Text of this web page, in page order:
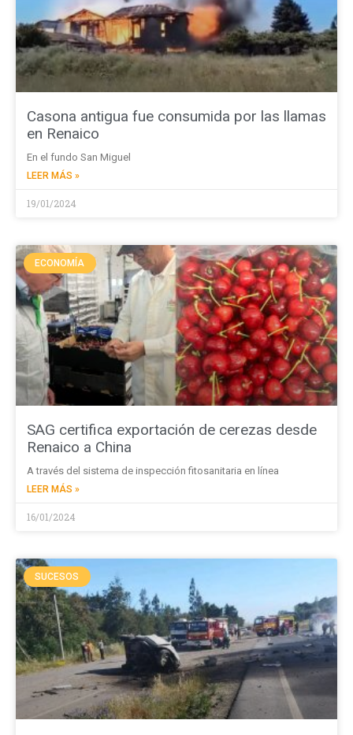
Casona antigua fue consumida por las llamas
en Renaico
En el fundo San Miguel
LEER MÁS »
19/01/2024
ECONOMÍA
SAG certifica exportación de cerezas desde
Renaico a China
A través del sistema de inspección fitosanitaria en línea
LEER MÁS »
16/01/2024
SUCESOS